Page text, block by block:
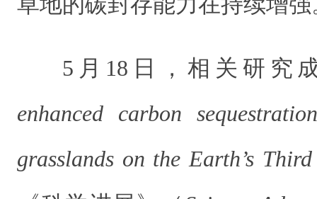
5 月 18 日，相关研究
enhanced carbon
grasslands on the Earth’s